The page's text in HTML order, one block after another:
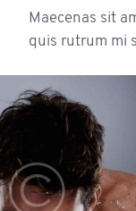
Maecenas sit
quis rutrum mi